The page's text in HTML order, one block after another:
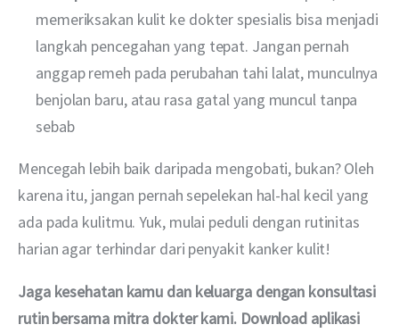
memeriksakan kulit ke dokter spesialis bisa menjadi
langkah pencegahan yang tepat. Jangan pernah
anggap remeh pada perubahan tahi lalat, munculnya
benjolan baru, atau rasa gatal yang muncul tanpa
sebab
Mencegah lebih baik daripada mengobati, bukan? Oleh
karena itu, jangan pernah sepelekan hal-hal kecil yang
ada pada kulitmu. Yuk, mulai peduli dengan rutinitas
harian agar terhindar dari penyakit kanker kulit!
Jaga kesehatan kamu dan keluarga dengan konsultasi
rutin bersama mitra dokter kami. Download aplikasi